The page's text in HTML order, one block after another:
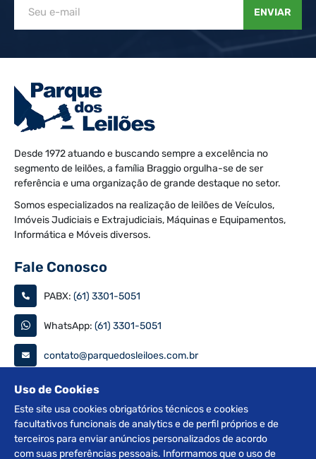
ENVIAR
Desde 1972 atuando e buscando sempre a excelência no
segmento de leilões, a família Braggio orgulha-se de ser
referência e uma organização de grande destaque no setor.
Somos especializados na realização de leilões de Veículos,
Imóveis Judiciais e Extrajudiciais, Máquinas e Equipamentos,
Informática e Móveis diversos.
Fale Conosco
PABX: (61) 3301-5051
WhatsApp: (61) 3301-5051
contato@parquedosleiloes.com.br
Consulte seu documento
PESQUISAR
Uso de Cookies
Este site usa cookies obrigatórios técnicos e cookies
facultativos funcionais de analytics e de perfil próprios e de
terceiros para enviar anúncios personalizados de acordo
com suas preferências pessoais. Informamos que o uso de